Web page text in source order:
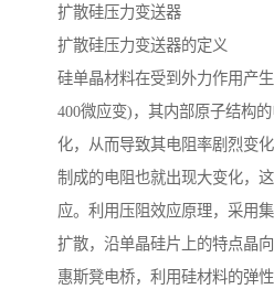
扩散硅压力变送器
扩散硅压力变送器的定义
硅单晶材料在受到外力作用产
400微应变)，其内部原子结构
化，从而导致其电阻率剧烈变
制成的电阻也就出现大变化，
应。利用压阻效应原理，采用
扩散，沿单晶硅片上的特点晶
惠斯凳电桥，利用硅材料的弹